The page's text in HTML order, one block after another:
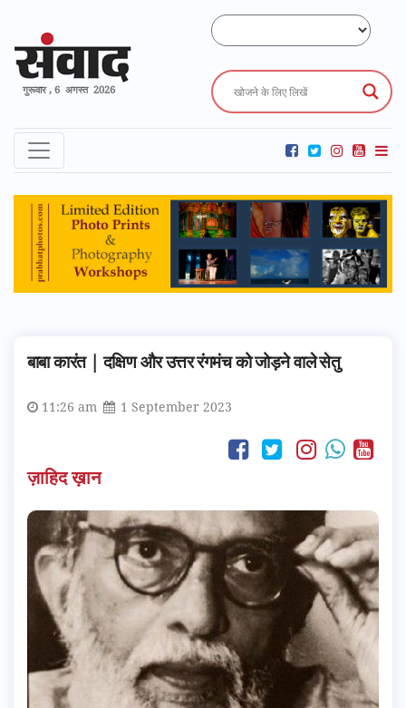
गुरूवार , 6 अगस्त 2026
बाबा कारंत | दक्षिण और उत्तर रंगमंच को जोड़ने वाले सेतु
11:26 am 1 September 2023
ज़ाहिद ख़ान